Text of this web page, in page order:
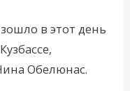
в этот день
Обелюнас.